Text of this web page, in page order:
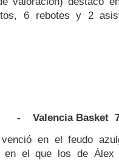
6 rebotes y 2
- Valencia Basket
en el feudo
en el que los de Álex